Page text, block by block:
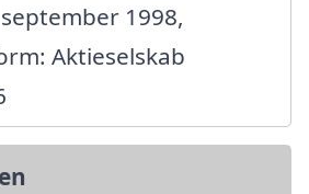
1998,
Aktieselskab